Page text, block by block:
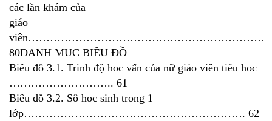
các lần khám của
giáo
80DANH MUC BIÊU ĐỒ
Biêu đồ 3.1. Trình độ hoc vấn của nữ giáo viên tiêu hoc
……………………….. 61
Biêu đồ 3.2. Sô hoc sinh trong 1
lớp……………………………………………………. 62